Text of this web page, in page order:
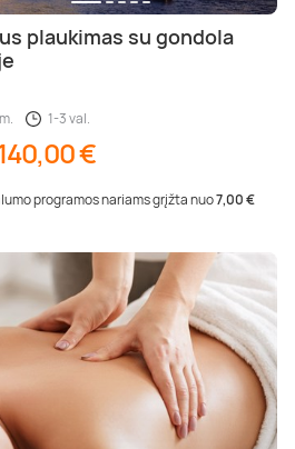
plaukimas su gondola
1-3 val.
€
programos nariams grįžta nuo7,00 €